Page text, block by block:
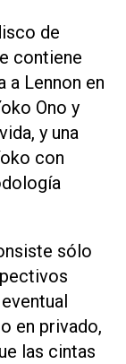
de
contiene
a Lennon en
Ono y
y una
con
sólo
en privado,
las cintas